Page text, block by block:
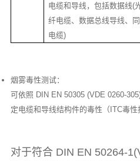
电缆和导线，包括数据线(
纤电缆、数据总线导线、
电缆)
烟雾毒性测试：
可依照 DIN EN 50305 (VDE 0260-
定电缆和导线结构件的毒性（ITC毒性
对于符合 DIN EN 50264-